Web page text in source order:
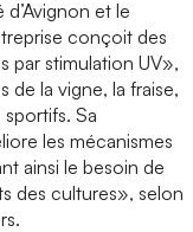
et le
conçoit des
par stimulation UV»,
de la vigne, la fraise,
Sa
les mécanismes
ainsi le besoin de
des cultures», selon